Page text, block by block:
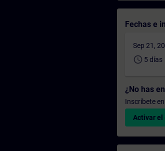
Fechas e
Sep 21,
schedule 5 días
¿No has
Inscríbete
Activar el